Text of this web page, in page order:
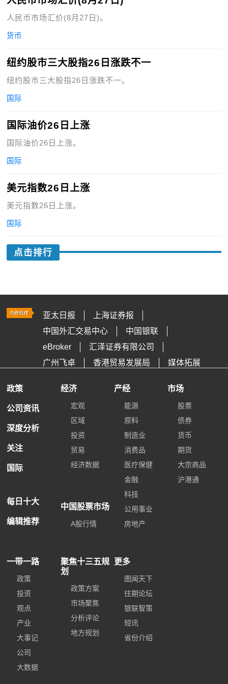
人民币市场汇价(8月27日)。
货币
纽约股市三大股指26日涨跌不一
纽约股市三大股指26日涨跌不一。
国际
国际油价26日上涨
国际油价26日上涨。
国际
美元指数26日上涨
美元指数26日上涨。
国际
点击排行
亚太日报
上海证券报
中国外汇交易中心
中国银联
eBroker
汇泽证券有限公司
广州飞卓
香港贸易发展局 媒体拓展
政策
公司资讯
深度分析
关注
国际
每日十大
编辑推荐
经济
宏观
区域
投资
贸易
经济数据
中国股票市场
A股行情
产经
能源
原料
制造业
消费品
医疗保健
金融
科技
公用事业
房地产
市场
股票
债券
货币
期货
大宗商品
沪港通
一带一路
政策
投资
观点
产业
大事记
公司
大数据
聚焦十三五规
划
政策方案
市场聚焦
分析评论
地方规划
更多
图闻天下
往期论坛
银联智策
短讯
省份介绍